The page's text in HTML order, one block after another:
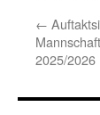
←
2025/2026